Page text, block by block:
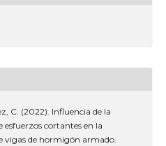
C. (2022). Influencia de la
cortantes en la
vigas de hormigón armado.